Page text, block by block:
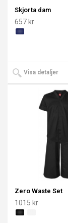
Skjorta dam
657 kr
Visa detaljer
Zero Waste Set
1015 kr